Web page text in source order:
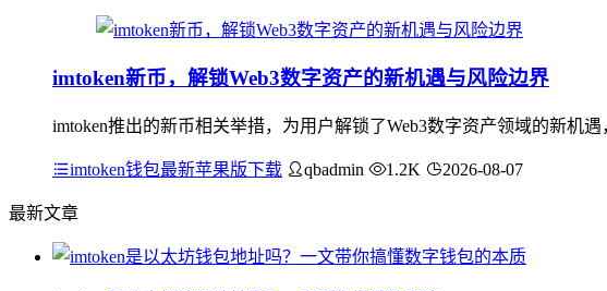
imtoken新币，解锁Web3数字资产的新机遇与风险边界
imtoken推出的新币相关举措，为用户解锁了Web3数字资产领域的新机
imtoken钱包最新苹果版下载 qbadmin 1.2K 2026-08-07
最新文章